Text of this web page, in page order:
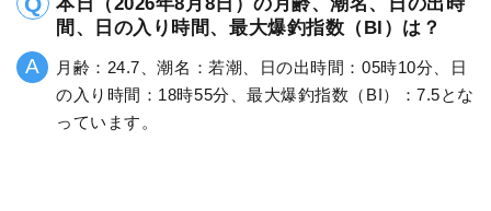
間、日の入り時間、最大爆釣指数（BI）は？
月齢：24.7、潮名：若潮、日の出時間：05時10分、日
の入り時間：18時55分、最大爆釣指数（BI）：7.5とな
っています。